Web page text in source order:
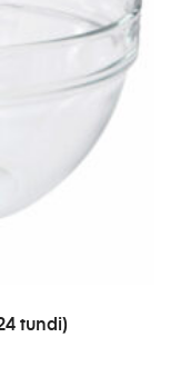
tundi)